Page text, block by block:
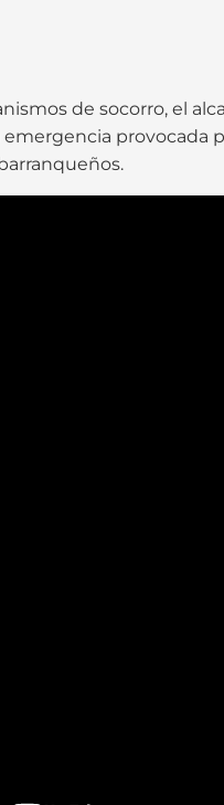
de socorro, el
provocada